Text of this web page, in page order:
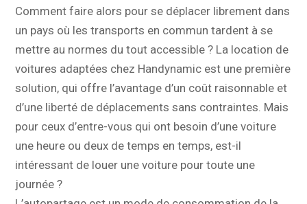
Comment faire alors pour se déplacer librement dans
un pays où les transports en commun tardent à se
mettre au normes du tout accessible ? La location de
voitures adaptées chez Handynamic est une première
solution, qui offre l’avantage d’un coût raisonnable et
d’une liberté de déplacements sans contraintes. Mais
pour ceux d’entre-vous qui ont besoin d’une voiture
une heure ou deux de temps en temps, est-il
intéressant de louer une voiture pour toute une
journée ?